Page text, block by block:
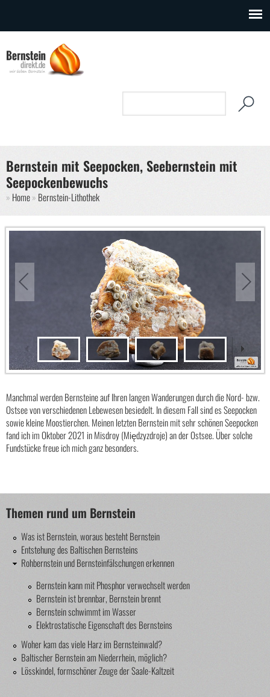
Bernstein mit Seepocken, Seebernstein mit
Seepockenbewuchs
Sie sind hier
Home Bernstein-Lithothek
Manchmal werden Bernsteine auf Ihren langen Wanderungen durch die Nord- bzw.
Ostsee von verschiedenen Lebewesen besiedelt. In diesem Fall sind es Seepocken
sowie kleine Moostierchen. Meinen letzten Bernstein mit sehr schönen Seepocken
fand ich im Oktober 2021 in Misdroy (Międzyzdroje) an der Ostsee. Über solche
Fundstücke freue ich mich ganz besonders.
Themen rund um Bernstein
Was ist Bernstein, woraus besteht Bernstein
Entstehung des Baltischen Bernsteins
Rohbernstein und Bernsteinfälschungen erkennen
Bernstein kann mit Phosphor verwechselt werden
Bernstein ist brennbar, Bernstein brennt
Bernstein schwimmt im Wasser
Elektrostatische Eigenschaft des Bernsteins
Woher kam das viele Harz im Bernsteinwald?
Baltischer Bernstein am Niederrhein, möglich?
Lösskindel, formschöner Zeuge der Saale-Kaltzeit